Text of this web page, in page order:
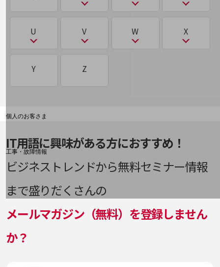
Web明細(ビリングステーション)
個人のお客さま
OCNなど
工事・故障情報
お客さまサポートサイト
NTTドコモ 通信障害情報
ウェアラブルデバイス
え
エッジAI
お
オーバーレイネットワーク／アンダーレイネット
ワーク
オブジェクトストレージ
け
こ
シーサート（CSIRT）
シャドーIT
シンギュラリティー
死活監視
深層学習（ディープラーニング）
す
ステートスポンサード攻撃
ストレージ
スマートシティプラットフォーム
デジタルツイン
デジタルトランスフォーメーション
電子本人確認（electronic Know Your
と
ドメイン認証
トランジット
トロイの木馬
ファイルレスマルウェア
ファクトリーIoT
フィジカルAI
フォレンジック
プライベートクラウド/パブリッククラウド/ハイ
ブリッドクラウド
レガシーシステム
レピュテーション
ろ
ロードバランサー
ロボティクス
ロボティック・プロセス・オートメーション
（RPA）
AR
AWS
CTI
Curveball
DNSサーバー
DR
eSIM
IoT
IOWN®構想
IP電話
ISMS
ISP
LooCipher
LTE
CRM/SFA/MA
M2M
MDM
MedTech
Mirai
MNP
Multi-access Edge Computing(MEC)
MVNO
NaaS
nanoSIM
NAS
NFV
NSA方式・SA方式
OpenStack
OWASP
PaaS/SaaS/IaaS
PBX
PoC
PoliTech
PSIRT
R
RAG
S
CRM/SFA/MA
SASE
SCM
SD-WAN
T
Tier1（Tier0/Tier0.5/Tier2/Tier3）
U
U
UTM
V
V
VDI
VD統合
VPN
VR
W
W
WAF
Web3
Webスキミング
Webフィルタリング
WPA
WPA3
X
X
X-Tech
Y Z
IT用語に興味がある方におすすめ！
ビジネストレンドから無料セミナー情報
まで盛りだくさんの
メールマガジン（無料）を登録しません
か？